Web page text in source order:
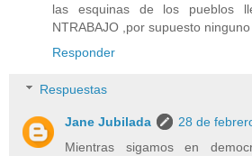
las esquinas de los pueblos
NTRABAJO ,por supuesto
Responder
Respuestas
Jane Jubilada
28 de
Mientras sigamos en